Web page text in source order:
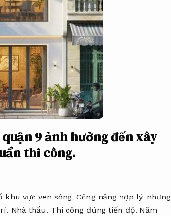
9 ảnh hưởng đến xây
thi công.
khu vực ven sông,Công năng hợp lý. nhưng
Nhà thầu. Thi công đúng tiến độ. Năm